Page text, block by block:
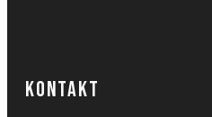
KONTAKT